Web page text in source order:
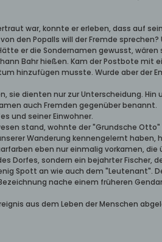
war, konnte er erleben, dass auf
den Popalls will der Fremde
er die Sondernamen gewusst, wären
Bahr hießen. Kam der Postbote mit
hinzufügen musste. Wurde aber der
sie dienten nur zur Unterscheidung.
auch Fremden gegenüber benannt.
und seiner Einwohner.
stand, wohnte der "Grundsche
Wanderung kennengelernt haben,
eben nur einmalig vorkamen, die
Dorfes, sondern ein bejahrter Fischer,
Spott an wie auch dem "Leutenant".
nache einem früheren
aus dem Leben der Menschen